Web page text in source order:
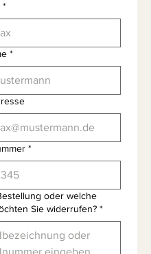
*
*
*
oder welche
Sie widerrufen? *